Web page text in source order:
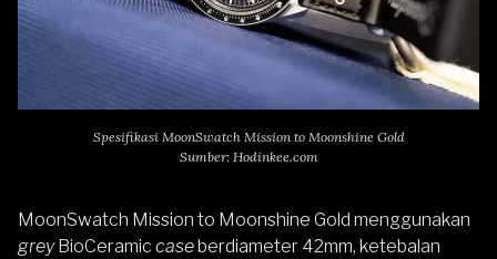
Spesifikasi MoonSwatch Mission to Moonshine Gold
Sumber: Hodinkee.com
MoonSwatch Mission to Moonshine Gold menggunakan
grey BioCeramic case berdiameter 42mm, ketebalan